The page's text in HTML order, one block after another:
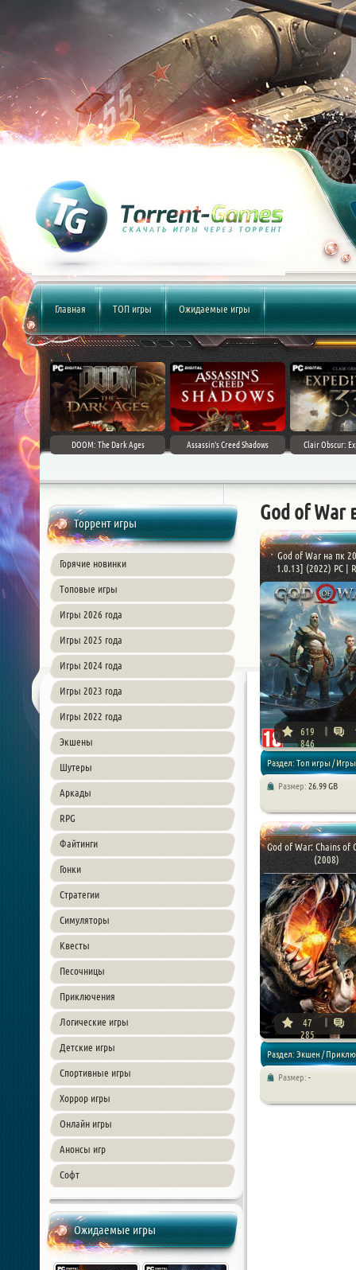
Главная ТОП игры Ожидаемые игры
DOOM: The Dark Ages Assassin's Creed Shadows Clair Obscur:
Торрент игры
Горячие новинки
Топовые игры
Игры 2026 года
Игры 2025 года
Игры 2024 года
Игры 2023 года
Игры 2022 года
Экшены
Шутеры
Аркады
RPG
Файтинги
Гонки
Стратегии
Симуляторы
Квесты
Песочницы
Приключения
Логические игры
Детские игры
Спортивные игры
Хоррор игры
Онлайн игры
Анонсы игр
Софт
Ожидаемые игры
God of War
God of War на пк
1.0.13] (2022) PC |
619
846
Раздел: Топ игры / Игры
Размер: 26.99 GB
God of War: Chains of
(2008)
47
285
Раздел: Экшен /
Размер: -